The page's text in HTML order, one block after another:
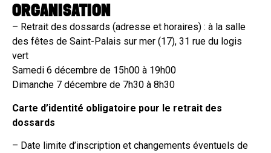
ORGANISATION
– Retrait des dossards (adresse et horaires) : à la salle
des fêtes de Saint-Palais sur mer (17), 31 rue du logis
vert
Samedi 6 décembre de 15h00 à 19h00
Dimanche 7 décembre de 7h30 à 8h30
Carte d’identité obligatoire pour le retrait des
dossards
– Date limite d’inscription et changements éventuels de